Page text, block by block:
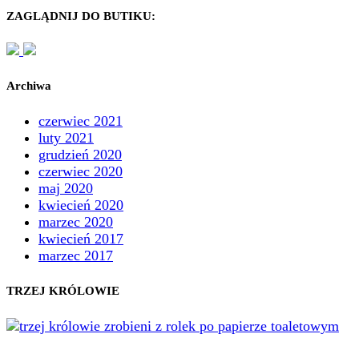
ZAGLĄDNIJ DO BUTIKU:
Archiwa
czerwiec 2021
luty 2021
grudzień 2020
czerwiec 2020
maj 2020
kwiecień 2020
marzec 2020
kwiecień 2017
marzec 2017
TRZEJ KRÓLOWIE